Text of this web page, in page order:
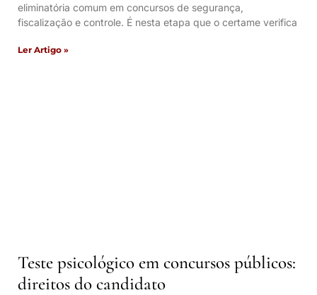
eliminatória comum em concursos de segurança,
fiscalização e controle. É nesta etapa que o certame verifica
Ler Artigo »
Teste psicológico em concursos públicos:
direitos do candidato